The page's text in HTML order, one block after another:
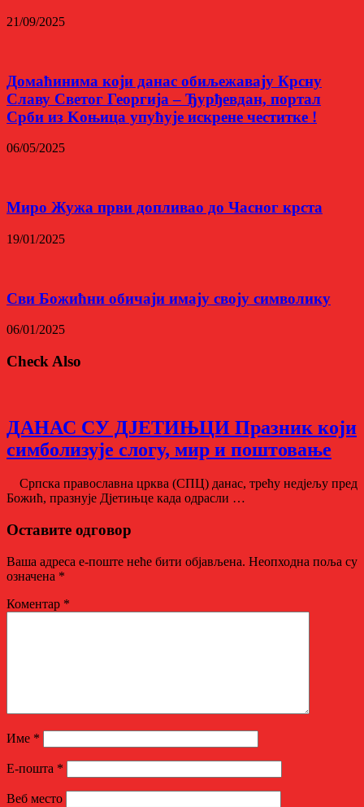
21/09/2025
Домаћинима који данас обиљежавају Крсну
Славу Светог Георгија – Ђурђевдан, портал
Срби из Kоњица упућује искрене честитке !
06/05/2025
Миро Жужа први допливао до Часног крста
19/01/2025
Сви Божићни обичаји имају своју символику
06/01/2025
Check Also
ДАНАС СУ Д‌ЈЕТИЊЦИ Празник који
симболизује слогу, мир и поштовање
Српска православна црква (СПЦ) данас, трећу нед‌јељу пред
Божић, празнује Д‌јетињце када одрасли …
Оставите одговор
Ваша адреса е-поште неће бити објављена. Неопходна поља су
означена *
Коментар *
Име *
Е-пошта *
Веб место